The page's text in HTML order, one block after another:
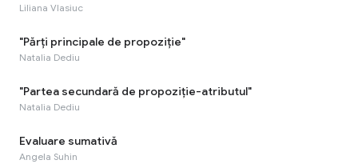
Liliana Vlasiuc
"Părți principale de propoziție"
Natalia Dediu
"Partea secundară de propoziție-atributul"
Natalia Dediu
Evaluare sumativă
Angela Suhin